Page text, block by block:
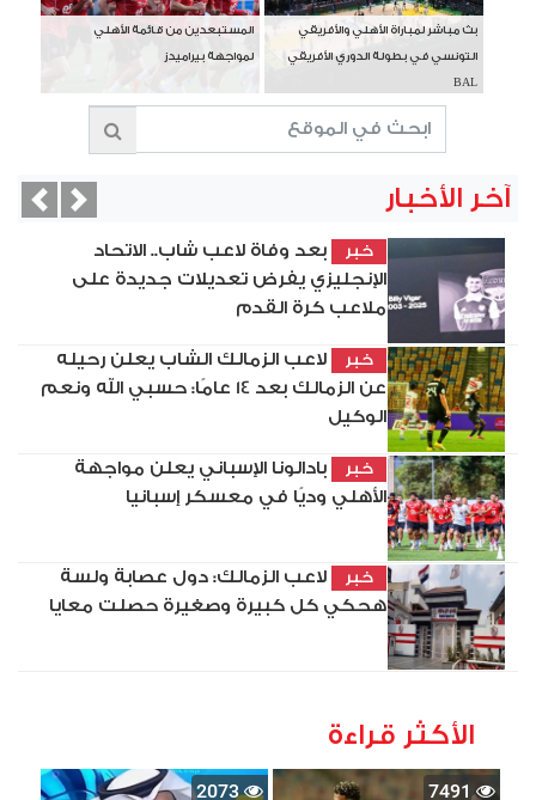
بث مباشر لمباراة الأهلي والأفريقي
التونسي في بطولة الدوري الأفريقي
BAL
المستبعدين من قائمة الأهلي
لمواجهة بيراميدز
آخر الأخبار
خبر
بعد وفاة لاعب شاب.. الاتحاد
الإنجليزي يفرض تعديلات جديدة على
ملاعب كرة القدم
خبر
لاعب الزمالك الشاب يعلن رحيله
عن الزمالك بعد 14 عامًا: حسبي الله ونعم
الوكيل
خبر
بادالونا الإسباني يعلن مواجهة
الأهلي وديًا في معسكر إسبانيا
خبر
لاعب الزمالك: دول عصابة ولسة
هحكي كل كبيرة وصغيرة حصلت معايا
Next
الأكثر قراءة
7491
2073